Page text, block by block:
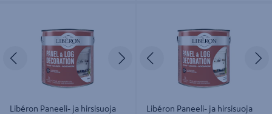
Edellinen Seuraava
Libéron Paneeli- ja hirsisuoja
Edellinen
Libéron Paneeli- ja hirsisuoja